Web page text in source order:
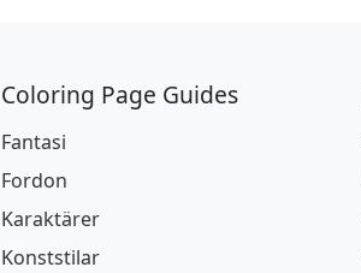
Coloring Page Guides
Fantasi
Fordon
Karaktärer
Konststilar